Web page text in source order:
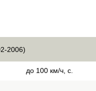
2006)
до 100 км/ч, с.